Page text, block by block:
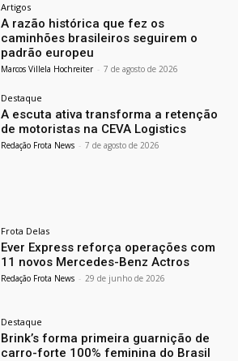
Artigos
A razão histórica que fez os
caminhões brasileiros seguirem o
padrão europeu
Marcos Villela Hochreiter - 7 de agosto de 2026
Destaque
A escuta ativa transforma a retenção
de motoristas na CEVA Logistics
Redação Frota News - 7 de agosto de 2026
Frota Delas
Ever Express reforça operações com
11 novos Mercedes-Benz Actros
Redação Frota News - 29 de junho de 2026
Destaque
Brink’s forma primeira guarnição de
carro-forte 100% feminina do Brasil